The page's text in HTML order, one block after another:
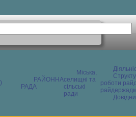
РАЙОННА
РАДА
Міська,
селищні та
сільські
ради
роботи